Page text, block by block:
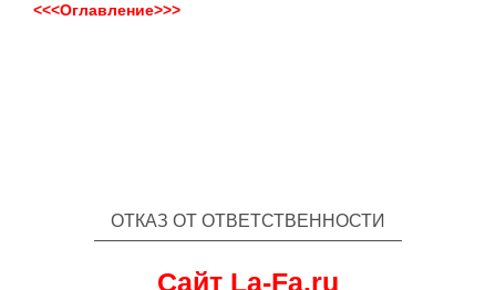
<<<Оглавление>>>
ОТКАЗ ОТ ОТВЕТСТВЕННОСТИ
Сайт La-Fa.ru